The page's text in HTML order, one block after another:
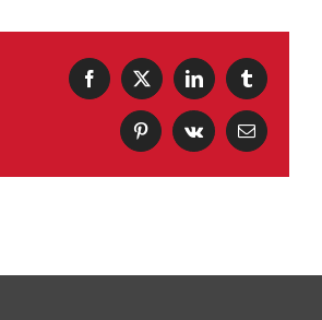
Facebook
X LinkedInTumblr
PinterestVk Sähköposti